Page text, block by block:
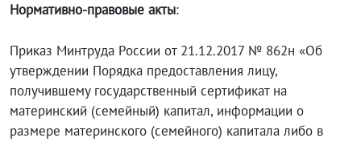
Нормативно-правовые акты:
Приказ Минтруда России от 21.12.2017 № 862н «Об
утверждении Порядка предоставления лицу,
получившему государственный сертификат на
материнский (семейный) капитал, информации о
размере материнского (семейного) капитала либо в